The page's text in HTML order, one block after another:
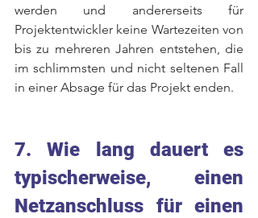
werden und andererseits für
Projektentwickler keine Wartezeiten von
bis zu mehreren Jahren entstehen, die
im schlimmsten und nicht seltenen Fall
in einer Absage für das Projekt enden.
7. Wie lang dauert es
typischerweise, einen
Netzanschluss für einen